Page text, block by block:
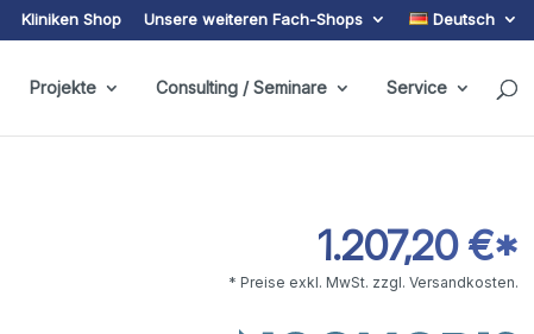
Kliniken Shop Unsere weiteren Fach-Shops Deutsch
Projekte Consulting / Seminare Service
1.207,20 €*
* Preise exkl. MwSt. zzgl. Versandkosten.